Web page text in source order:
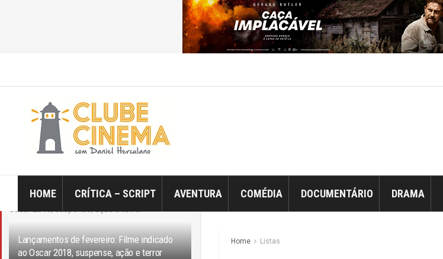
Lançamentos de fevereiro: Filme indicado
ao Oscar 2018, suspense, ação e terror
HOME CRÍTICA – SCRIPT AVENTURA COMÉDIA DOCUMENTÁRIO DRAMA
Home Listas